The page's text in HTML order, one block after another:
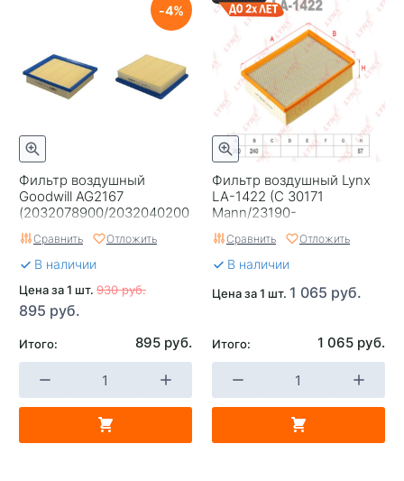
Фильтр воздушный
Goodwill AG2167
(2032078900/2032040200
Geely Cityray/Coolray
после рестайлинга)
4
Сравнить Отложить
В наличии
Цена за 1 шт. 930 руб.
895 руб.
Итого: 895 руб.
Фильтр воздушный Lynx
LA-1422 (C 30171
Mann/23190-
09000/23190-09001
Ssangyong)
Сравнить Отложить
В наличии
Цена за 1 шт. 1 065 руб.
Итого: 1 065 руб.